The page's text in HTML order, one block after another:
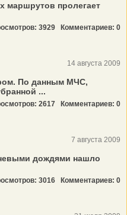
маршрутов пролегает
3929 Комментариев: 0
14 августа 2009
По данным МЧС,
...
2617 Комментариев: 0
7 августа 2009
дождями нашло
3016 Комментариев: 0